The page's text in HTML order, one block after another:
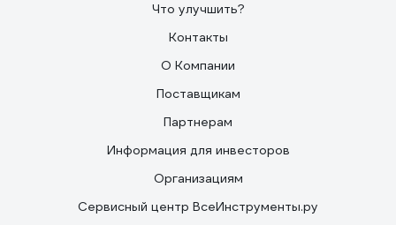
Что улучшить?
Контакты
О Компании
Поставщикам
Партнерам
Информация для инвесторов
Организациям
Сервисный центр ВсеИнструменты.ру